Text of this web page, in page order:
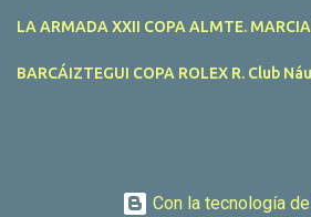
LA ARMADA XXII COPA ALMTE.
BARCÁIZTEGUI COPA ROLEX R. Club
Con la tecnología